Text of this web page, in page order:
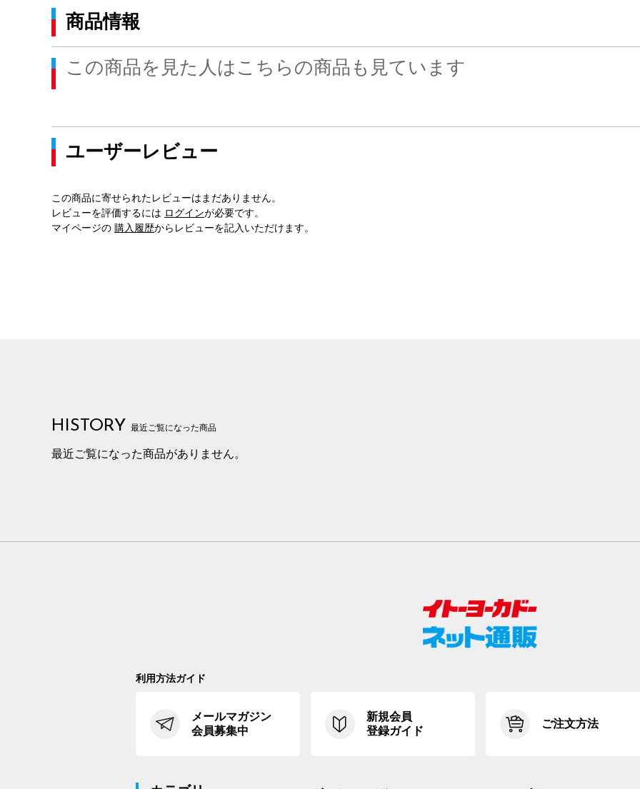
商品情報
この商品を見た人はこちらの商品も見ています
ユーザーレビュー
この商品に寄せられたレビューはまだありません。
レビューを評価するには ログインが必要です。
マイページの 購入履歴からレビューを記入いただけます。
HISTORY 最近ご覧になった商品
最近ご覧になった商品がありません。
利用方法ガイド
メールマガジン
会員募集中
新規会員
登録ガイド
ご注文方法